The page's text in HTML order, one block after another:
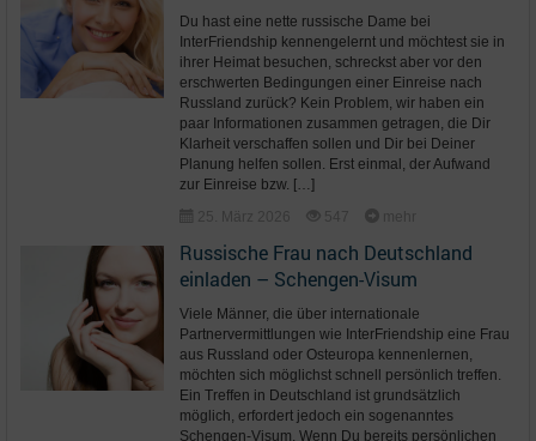
Du hast eine nette russische Dame bei
InterFriendship kennengelernt und möchtest sie in
ihrer Heimat besuchen, schreckst aber vor den
erschwerten Bedingungen einer Einreise nach
Russland zurück? Kein Problem, wir haben ein
paar Informationen zusammen getragen, die Dir
Klarheit verschaffen sollen und Dir bei Deiner
Planung helfen sollen. Erst einmal, der Aufwand
zur Einreise bzw. […]
Russische Frau nach Deutschland
einladen – Schengen-Visum
Viele Männer, die über internationale
Partnervermittlungen wie InterFriendship eine Frau
aus Russland oder Osteuropa kennenlernen,
möchten sich möglichst schnell persönlich treffen.
Ein Treffen in Deutschland ist grundsätzlich
möglich, erfordert jedoch ein sogenanntes
Schengen-Visum. Wenn Du bereits persönlichen